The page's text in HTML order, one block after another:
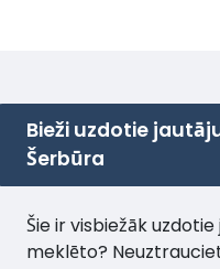
Bieži uzdotie
Šerbūra
Šie ir visbiežāk
meklēto?